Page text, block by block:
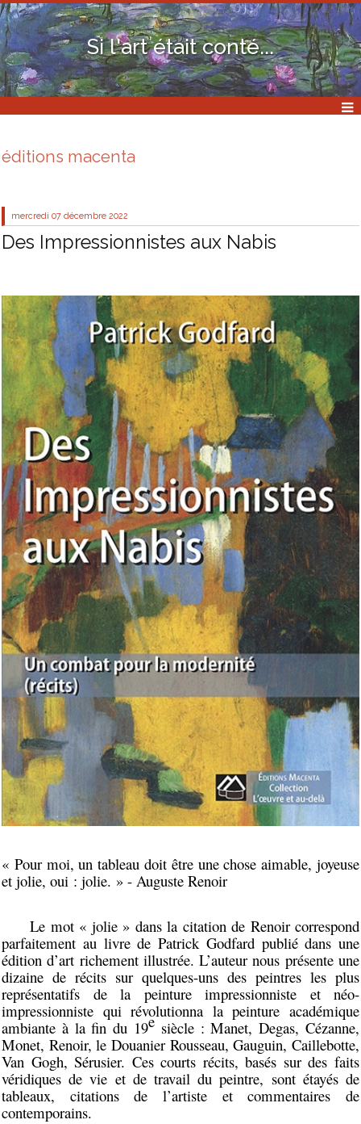
Si l'art était conté...
éditions macenta
mercredi 07 décembre 2022
Des Impressionnistes aux Nabis
« Pour moi, un tableau doit être une chose aimable, joyeuse
et jolie, oui : jolie. » - Auguste Renoir
Le mot « jolie » dans la citation de Renoir correspond
parfaitement au livre de Patrick Godfard publié dans une
édition d’art richement illustrée. L’auteur nous présente une
dizaine de récits sur quelques-uns des peintres les plus
représentatifs de la peinture impressionniste et néo-
impressionniste qui révolutionna la peinture académique
ambiante à la fin du 19e siècle : Manet, Degas, Cézanne,
Monet, Renoir, le Douanier Rousseau, Gauguin, Caillebotte,
Van Gogh, Sérusier. Ces courts récits, basés sur des faits
véridiques de vie et de travail du peintre, sont étayés de
tableaux, citations de l’artiste et commentaires de
contemporains.